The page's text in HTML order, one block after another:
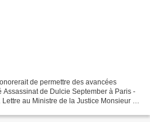
de Dulcie September à Paris -
au Ministre de la Justice Monsieur le